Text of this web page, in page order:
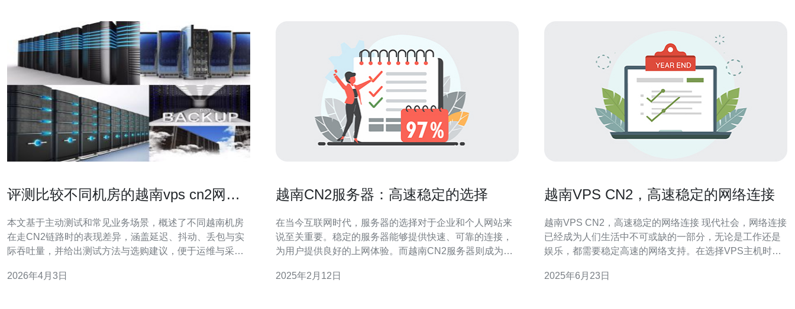
评测比较不同机房的越南vps cn2网络
本文基于主动测试和常见业务场景，概述了不同越南机房
在走CN2链路时的表现差异，涵盖延迟、抖动、丢包与实
际吞吐量，并给出测试方法与选购建议，便于运维与采购
房在测试中表现更好? 我们选取了河内、胡志明、岘港及
2026年4月3日
越南CN2服务器：高速稳定的选择
在当今互联网时代，服务器的选择对于企业和个人网站来
说至关重要。稳定的服务器能够提供快速、可靠的连接，
为用户提供良好的上网体验。而越南CN2服务器则成为了
的选择。 越南CN2服务器是指位于越南的CN2网络连接的
2025年2月12日
越南VPS CN2，高速稳定的网络连接
越南VPS CN2，高速稳定的网络连接 现代社会，网络连接
已经成为人们生活中不可或缺的一部分，无论是工作还是
娱乐，都需要稳定高速的网络支持。在选择VPS主机时，
网络连接，能够满足用户的需求。 越南VPS CN2是一种虚
2025年6月23日